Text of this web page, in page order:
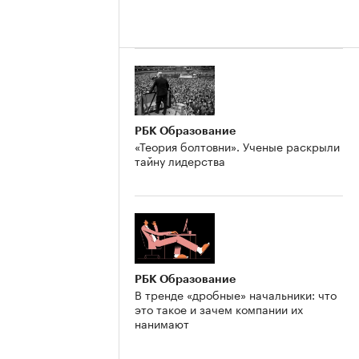
РБК Образование
«Теория болтовни». Ученые раскрыли
тайну лидерства
РБК Образование
В тренде «дробные» начальники: что
это такое и зачем компании их
нанимают